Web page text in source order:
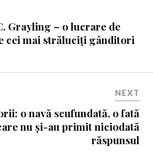
Grayling – o lucrare de
cei mai străluciți gânditori
NEXT
o navă scufundată, o fată
nu și-au primit niciodată
răspunsul